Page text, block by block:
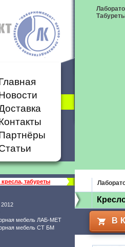
табуреты
мебель ЛАБ-МЕТ
мебель СТ БМ
В